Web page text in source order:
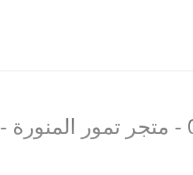
كرتون تمور صفاوي نثر - 12 كيلو - 010607 - متجر تمور المنورة -